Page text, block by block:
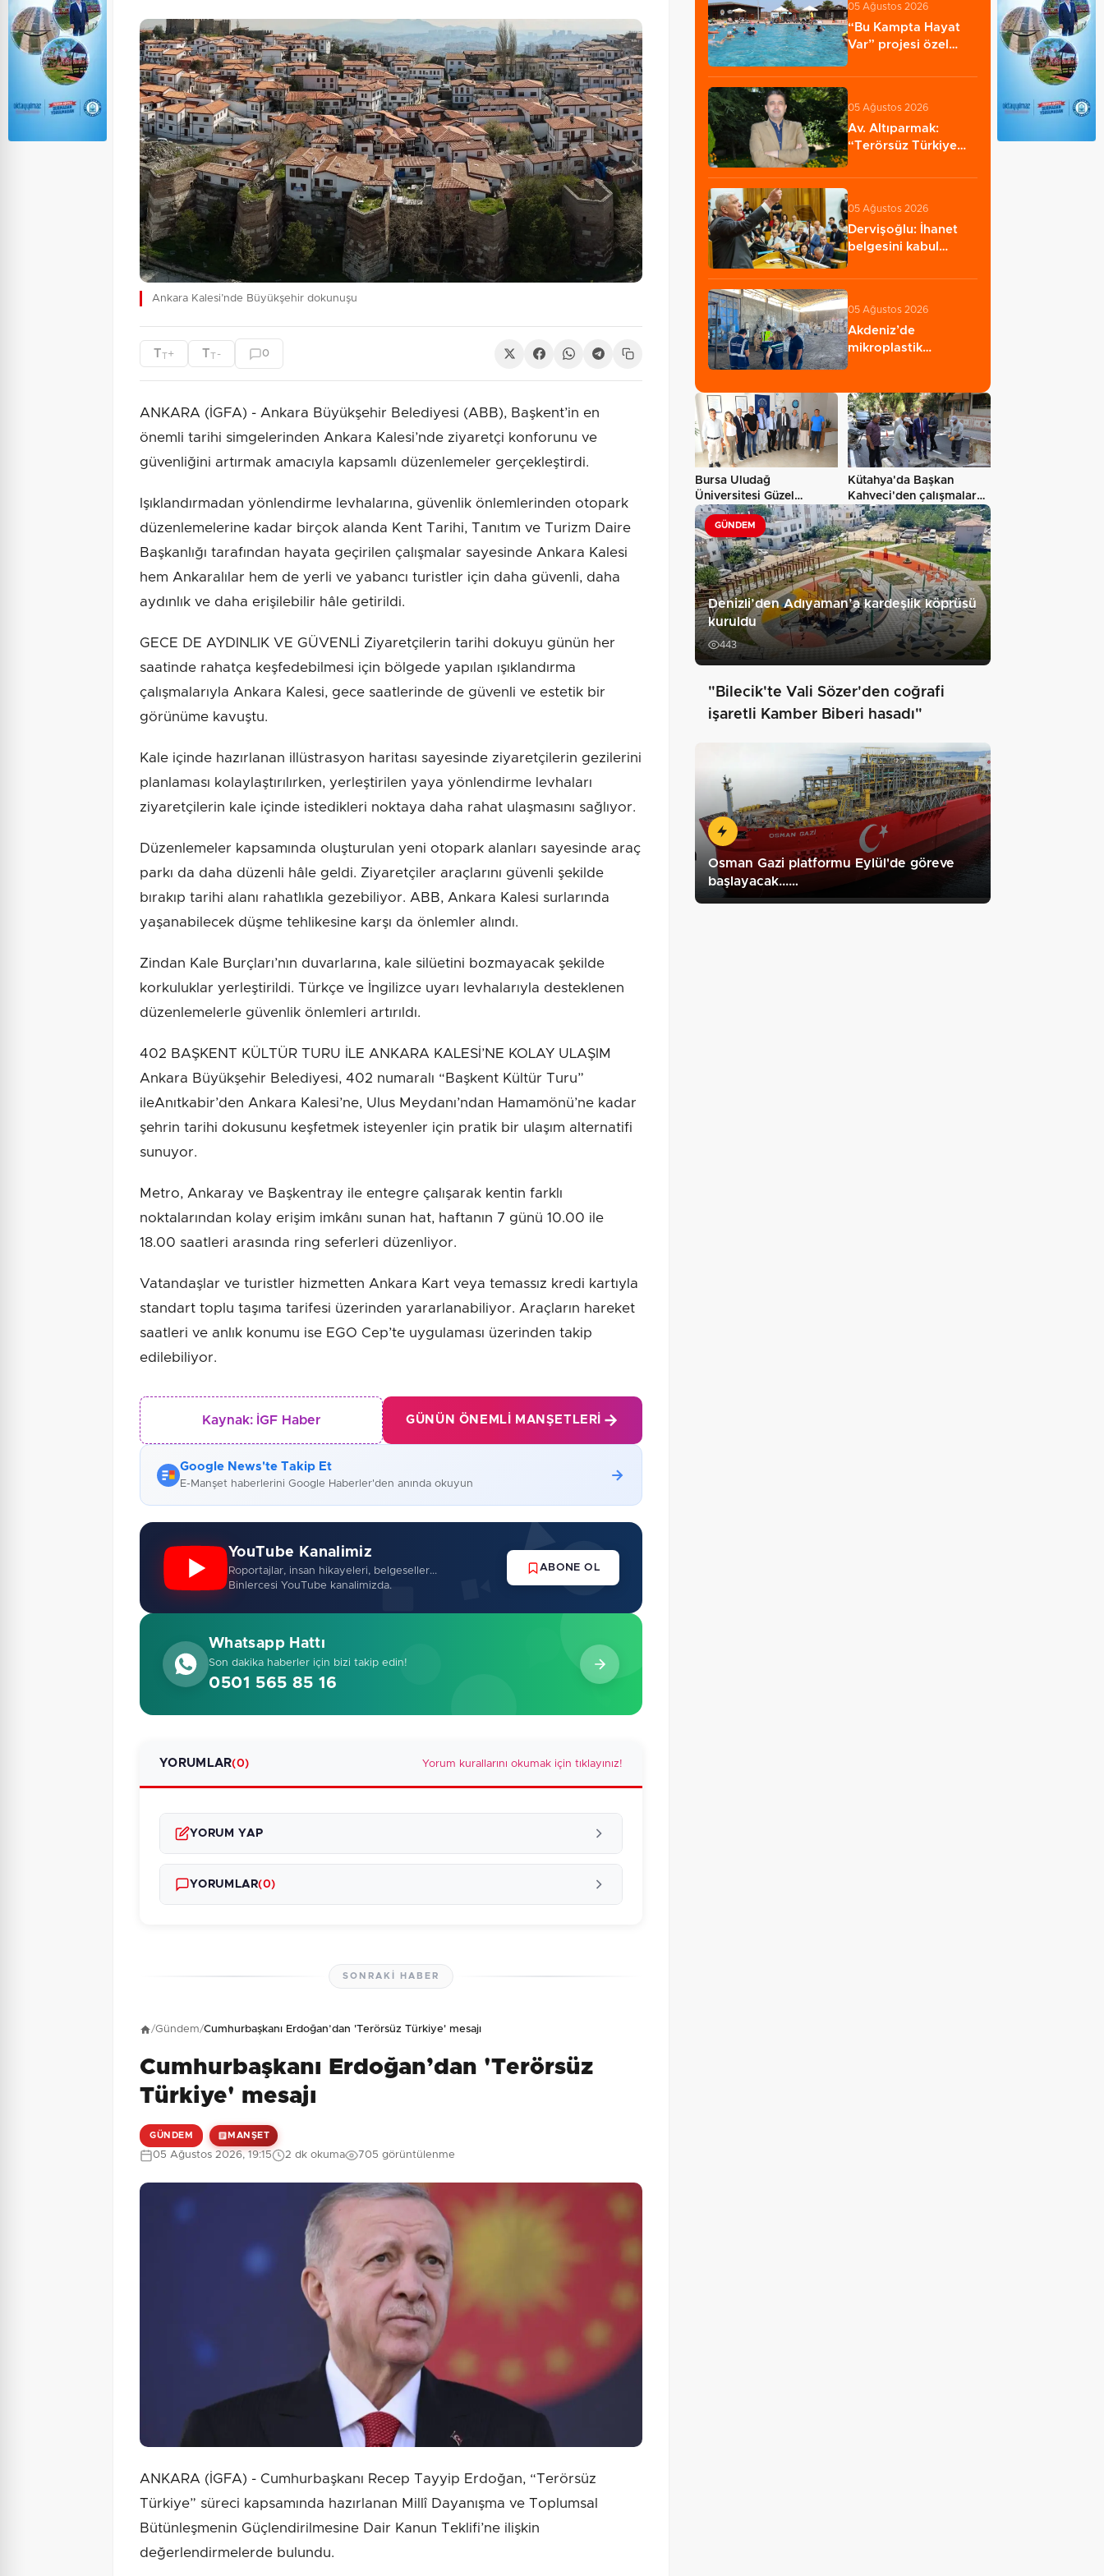
Ankara Kalesi’nde Büyükşehir dokunuşu
TT+ TT - 0
ANKARA (İGFA) - Ankara Büyükşehir Belediyesi (ABB), Başkent’in en
önemli tarihi simgelerinden Ankara Kalesi’nde ziyaretçi konforunu ve
güvenliğini artırmak amacıyla kapsamlı düzenlemeler gerçekleştirdi.
Işıklandırmadan yönlendirme levhalarına, güvenlik önlemlerinden otopark
düzenlemelerine kadar birçok alanda Kent Tarihi, Tanıtım ve Turizm Daire
Başkanlığı tarafından hayata geçirilen çalışmalar sayesinde Ankara Kalesi
hem Ankaralılar hem de yerli ve yabancı turistler için daha güvenli, daha
aydınlık ve daha erişilebilir hâle getirildi.
GECE DE AYDINLIK VE GÜVENLİ Ziyaretçilerin tarihi dokuyu günün her
saatinde rahatça keşfedebilmesi için bölgede yapılan ışıklandırma
çalışmalarıyla Ankara Kalesi, gece saatlerinde de güvenli ve estetik bir
görünüme kavuştu.
Kale içinde hazırlanan illüstrasyon haritası sayesinde ziyaretçilerin gezilerini
planlaması kolaylaştırılırken, yerleştirilen yaya yönlendirme levhaları
ziyaretçilerin kale içinde istedikleri noktaya daha rahat ulaşmasını sağlıyor.
Düzenlemeler kapsamında oluşturulan yeni otopark alanları sayesinde araç
parkı da daha düzenli hâle geldi. Ziyaretçiler araçlarını güvenli şekilde
bırakıp tarihi alanı rahatlıkla gezebiliyor. ABB, Ankara Kalesi surlarında
yaşanabilecek düşme tehlikesine karşı da önlemler alındı.
Zindan Kale Burçları’nın duvarlarına, kale silüetini bozmayacak şekilde
korkuluklar yerleştirildi. Türkçe ve İngilizce uyarı levhalarıyla desteklenen
düzenlemelerle güvenlik önlemleri artırıldı.
402 BAŞKENT KÜLTÜR TURU İLE ANKARA KALESİ’NE KOLAY ULAŞIM
Ankara Büyükşehir Belediyesi, 402 numaralı “Başkent Kültür Turu”
ileAnıtkabir’den Ankara Kalesi’ne, Ulus Meydanı’ndan Hamamönü’ne kadar
şehrin tarihi dokusunu keşfetmek isteyenler için pratik bir ulaşım alternatifi
sunuyor.
Metro, Ankaray ve Başkentray ile entegre çalışarak kentin farklı
noktalarından kolay erişim imkânı sunan hat, haftanın 7 günü 10.00 ile
18.00 saatleri arasında ring seferleri düzenliyor.
Vatandaşlar ve turistler hizmetten Ankara Kart veya temassız kredi kartıyla
standart toplu taşıma tarifesi üzerinden yararlanabiliyor. Araçların hareket
saatleri ve anlık konumu ise EGO Cep’te uygulaması üzerinden takip
edilebiliyor.
Kaynak: İGF Haber GÜNÜN ÖNEMLI MANŞETLERI
Google News'te Takip Et
E-Manşet haberlerini Google Haberler'den anında okuyun
YouTube Kanalimiz
Roportajlar, insan hikayeleri, belgeseller...
Binlercesi YouTube kanalimizda.
ABONE OL
Whatsapp Hattı
Son dakika haberler için bizi takip edin!
0501 565 85 16
YORUMLAR(0) Yorum kurallarını okumak için tıklayınız!
YORUM YAP
Güvenlik Sorusu: 8 + 8 = ? Gönder
YORUMLAR(0)
SONRAKI HABER
/Gündem/Cumhurbaşkanı Erdoğan’dan 'Terörsüz Türkiye' mesajı
Cumhurbaşkanı Erdoğan’dan 'Terörsüz
Türkiye' mesajı
GÜNDEM MANŞET
05 Ağustos 2026, 19:15 2 dk okuma 705 görüntülenme
ANKARA (İGFA) - Cumhurbaşkanı Recep Tayyip Erdoğan, “Terörsüz
Türkiye” süreci kapsamında hazırlanan Millî Dayanışma ve Toplumsal
Bütünleşmenin Güçlendirilmesine Dair Kanun Teklifi’ne ilişkin
değerlendirmelerde bulundu.
05 Ağustos 2026
“Bu Kampta Hayat
Var” projesi özel
05 Ağustos 2026
Av. Altıparmak:
“Terörsüz Türkiye
05 Ağustos 2026
Dervişoğlu: İhanet
belgesini kabul
05 Ağustos 2026
Akdeniz’de
mikroplastik
Bursa Uludağ
Üniversitesi Güzel
Sanatlar Fakültesi…
Kütahya'da Başkan
Kahveci'den çalışmalara
yakın mercek…
GÜNDEM
Denizli’den Adıyaman’a kardeşlik köprüsü
kuruldu
443
"Bilecik'te Vali Sözer'den coğrafi
işaretli Kamber Biberi hasadı"
Osman Gazi platformu Eylül'de göreve
başlayacak...…